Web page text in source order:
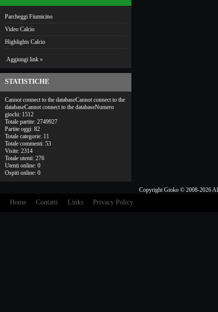
Parcheggi Fiumicino
Video Calcio
Highlights Calcio
Aggiungi link »
STATISTICHE
Cannot connect to the databaseCannot connect to the
databaseCannot connect to the databaseNumero
giochi: 1512
Totale partite: 2749927
Partite oggi: 82
Totale categorie: 11
Totale commenti: 53
Visite: 2314
Totale utenti: 276
Utenti online: 0
Ospiti online: 0
Copyright Gioko © 2008-2026
Home Contatti Links Privacy Policy